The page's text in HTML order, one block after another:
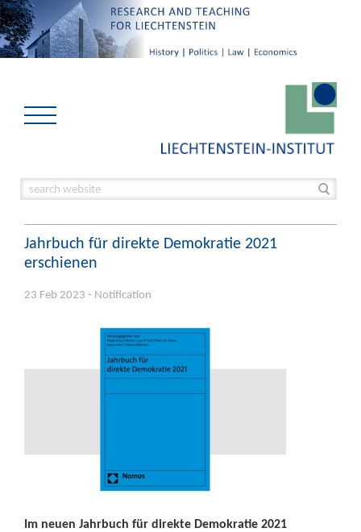
Jahrbuch für direkte Demokratie 2021
erschienen
23 Feb 2023 - Notification
Im neuen Jahrbuch für direkte Demokratie 2021